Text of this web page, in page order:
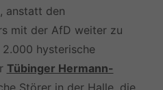
anstatt den
mit der AfD weiter zu
2.000 hysterische
Tübinger Hermann-